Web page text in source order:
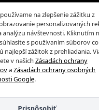
som moje heslo
Prihlásenie
na zlepšenie zážitku z
personalizovaných
analýzu návštevnosti. Kliknutím
s používaním súborov
najlepší zážitok z prehliadania.
v našich Zásadách ochrany
aZásadách ochrany osobných
Google.
Prispôsobiť